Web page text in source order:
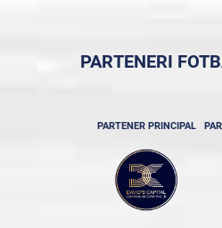
PARTENERI
PARTENER PRINCIPAL